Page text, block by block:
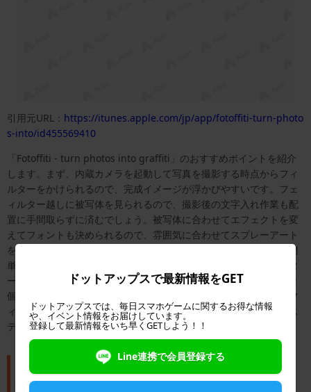
引用元URL： https://itunes.apple.com/jp/app/fotoffiti-turn-photo
s-into/id455569410
「Fotoffiti - turn photos into graffiti」のおすすめポイントを紹介
します。まず、内蔵カメラを起動して写真を撮影する時点からフィ
ルターをかけられるので、完成イメージが浮かびやすいです。フェ
ィルター越しに被写体を見られるので、撮影後の文字入れ作業も配
置に手間取らずに済むでしょう。被写体に合わせてエフェクトを変
えてフォントも決められるので、雰囲気に合わせてスプレーアート
を楽しめます。日本語フォントもありますよ！基本的な使い方は簡
単、写真を撮影するかカメラロール内の写真を使って好みフィルタ
ーをかけるだけです。エフェクトをかけたり、文字を入れて、より
個性的にスタイリッシュに、あなたのこだわり次第で高度なグラフ
ィティに挑戦できます。あなたの写真を使ってお部屋にアーティス
テックな写真を飾りませんか？
「Fotoffiti - turn photos into graffiti」を
ドットアップスで最新情報をGET
ドットアップスでは、毎日スマホゲームに関するお得な情報
や、イベント情報をお届けしています。
登録して最新情報をいち早くGETしよう！！
Line連携で会員登録する